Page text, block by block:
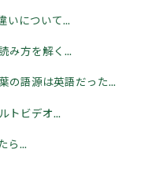
いについて...
み方を解く...
の語源は英語だった...
トビデオ...
ら...